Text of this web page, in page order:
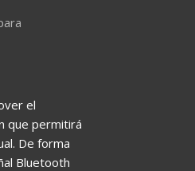
el
que permitirá
De forma
Bluetooth